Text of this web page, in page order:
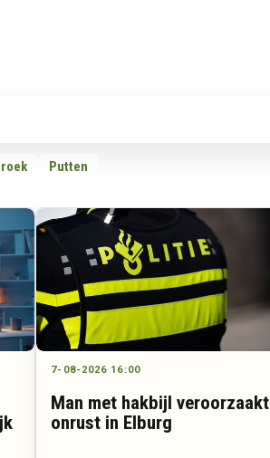
Putten
7-08-2026 16:00
Man met hakbijl veroorzaakt
onrust in Elburg